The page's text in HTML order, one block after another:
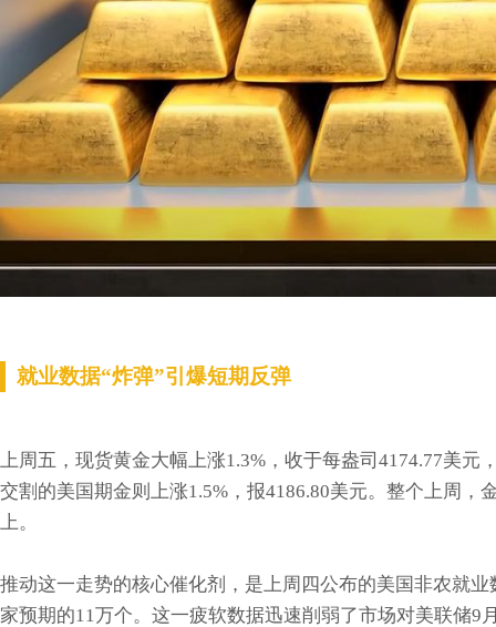
就业数据“炸弹”引爆短期反弹
上周五，现货黄金大幅上涨1.3%，收于每盎司4174.77美
交割的美国期金则上涨1.5%，报4186.80美元。整个上周，
上。
推动这一走势的核心催化剂，是上周四公布的美国非农就
家预期的11万个。这一疲软数据迅速削弱了市场对美联储9